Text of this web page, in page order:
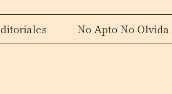
No Apto No Olvida